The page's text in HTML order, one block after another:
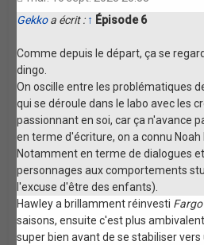
Gekkoa écrit : ↑ Épisode 6
Comme depuis le départ, ça se
dingo.
On oscille entre les problématiques
qui se déroule dans le labo avec les
passionnant en soi, car ça n'avance
en terme d'écriture, on a connu Noah
Notamment en terme de dialogues
personnages aux comportements
l'excuse d'être des enfants).
Hawley a brillamment réinvesti Fargo
saisons, ensuite c'est plus
super bien avant de se stabiliser